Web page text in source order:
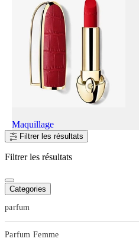
Maquillage
Filtrer les résultats
Filtrer les résultats
Categories
parfum
Parfum Femme